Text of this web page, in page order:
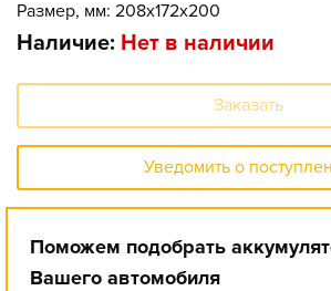
Размер, мм: 208x172x200
Наличие: Нет в наличии
Заказать
Уведомить о
Поможем подобрать
Вашего автомобиля